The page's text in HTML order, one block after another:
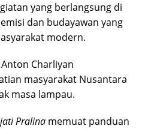
yang berlangsung di
dan budayawan yang
modern.
Charliyan
masyarakat Nusantara
masa lampau.
Pralina memuat panduan